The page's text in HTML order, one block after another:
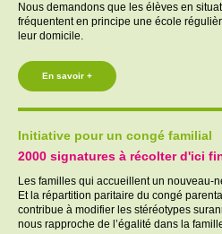
Nous demandons que les élèves en
fréquentent en principe une école
leur domicile.
En savoir +
Initiative pour un congé familial
2000 signatures à récolter d'ici
Les familles qui accueillent un nouveau-
Et la répartition paritaire du congé
contribue à modifier les stéréotypes
nous rapproche de l’égalité dans la